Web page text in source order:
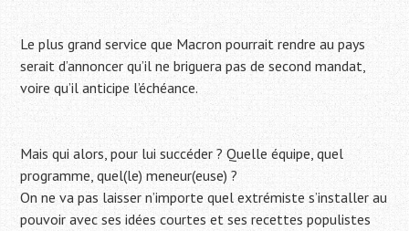
Le plus grand service que Macron pourrait rendre au pays
serait d’annoncer qu’il ne briguera pas de second mandat,
voire qu’il anticipe l’échéance.
Mais qui alors, pour lui succéder ? Quelle équipe, quel
programme, quel(le) meneur(euse) ?
On ne va pas laisser n’importe quel extrémiste s’installer au
pouvoir avec ses idées courtes et ses recettes populistes